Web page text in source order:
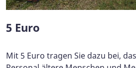
5 Euro
Mit 5 Euro tragen Sie dazu bei,